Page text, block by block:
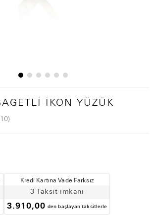
İKON YÜZÜK
Kredi Kartına Vade Farksız
3 Taksit imkanı
3.910,00 den başlayan taksitlerle